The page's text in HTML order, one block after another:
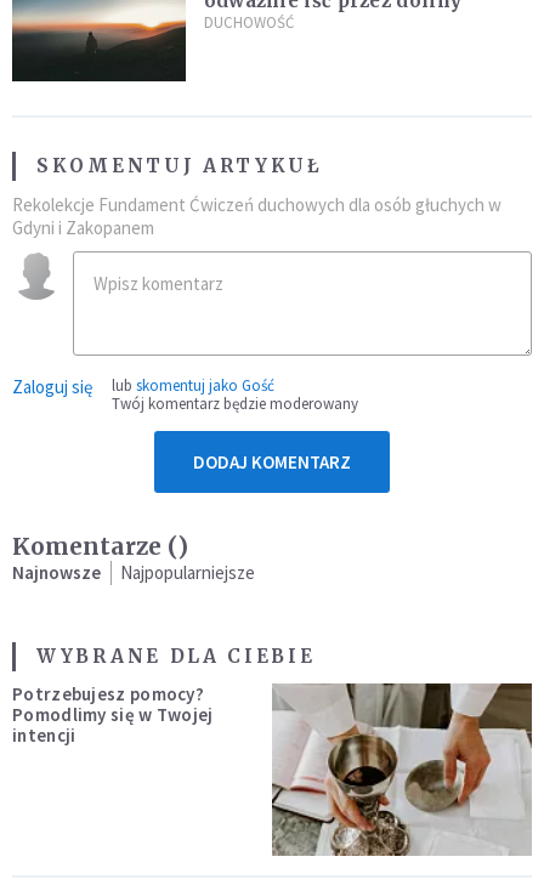
DUCHOWOŚĆ
SKOMENTUJ ARTYKUŁ
Rekolekcje Fundament Ćwiczeń duchowych dla osób głuchych w
Gdyni i Zakopanem
Zaloguj się lub skomentuj jako Gość
Twój komentarz będzie moderowany
DODAJ KOMENTARZ
Komentarze ()
Najnowsze Najpopularniejsze
WYBRANE DLA CIEBIE
Potrzebujesz pomocy?
Pomodlimy się w Twojej
intencji